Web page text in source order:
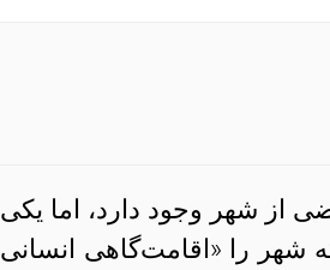
شهر وجود دارد، اما یکی
شهر را «اقامت‌گاهی انسانی